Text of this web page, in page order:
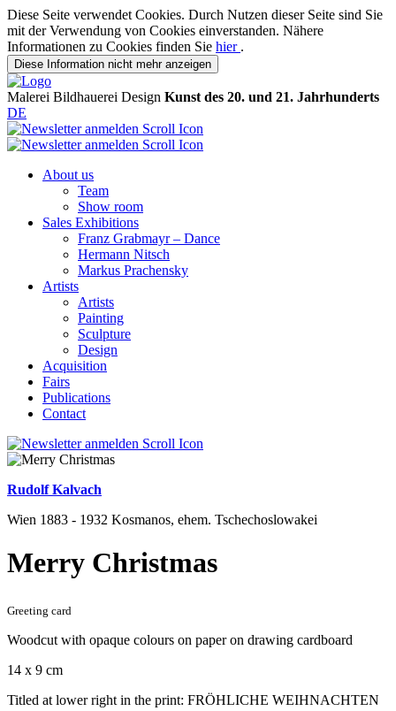
Diese Seite verwendet Cookies. Durch Nutzen dieser Seite sind Sie
mit der Verwendung von Cookies einverstanden. Nähere
Informationen zu Cookies finden Sie hier .
Diese Information nicht mehr anzeigen
Malerei Bildhauerei Design Kunst des 20. und 21. Jahrhunderts
DE
About us
Team
Show room
Sales Exhibitions
Franz Grabmayr – Dance
Hermann Nitsch
Markus Prachensky
Artists
Artists
Painting
Sculpture
Design
Acquisition
Fairs
Publications
Contact
Rudolf Kalvach
Wien 1883 - 1932 Kosmanos, ehem. Tschechoslowakei
Merry Christmas
Greeting card
Woodcut with opaque colours on paper on drawing cardboard
14 x 9 cm
Titled at lower right in the print: FRÖHLICHE WEIHNACHTEN